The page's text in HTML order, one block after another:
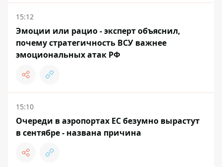
15:12
Эмоции или рацио - эксперт объяснил,
почему стратегичность ВСУ важнее
эмоциональных атак РФ
15:10
Очереди в аэропортах ЕС безумно вырастут
в сентябре - названа причина